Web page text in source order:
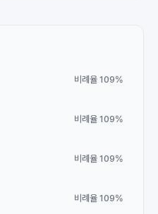
비례율 109%
비례율 109%
비례율 109%
비례율 109%